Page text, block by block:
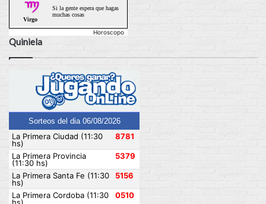
Horoscopo
Quiniela